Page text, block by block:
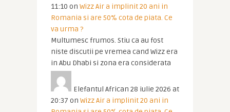
11:10 on Wizz Air a implinit 20 ani in
Romania si are 50% cota de piata. Ce
va urma ?
Multumesc frumos. Stiu ca au fost
niste discutii pe vremea cand Wizz era
in Abu Dhabi si zona era considerata
Elefantul African 28 iulie 2026 at
20:37 on Wizz Air a implinit 20 ani in